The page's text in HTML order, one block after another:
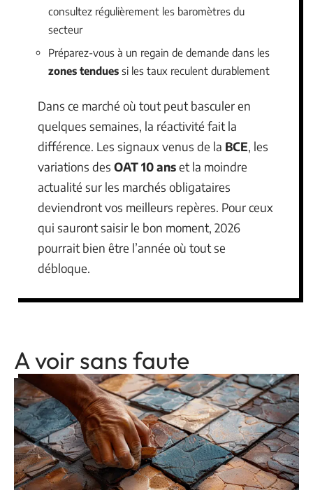
consultez régulièrement les baromètres du
secteur
Préparez-vous à un regain de demande dans les
zones tendues si les taux reculent durablement
Dans ce marché où tout peut basculer en
quelques semaines, la réactivité fait la
différence. Les signaux venus de la BCE, les
variations des OAT 10 anset la moindre
actualité sur les marchés obligataires
deviendront vos meilleurs repères. Pour ceux
qui sauront saisir le bon moment, 2026
pourrait bien être l’année où tout se
débloque.
A voir sans faute